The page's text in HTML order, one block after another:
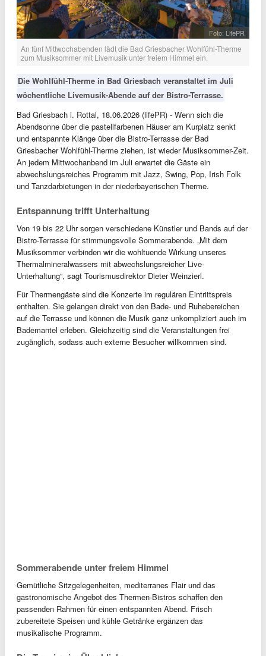
Foto: LifePR
An fünf Mittwochabenden lädt die Bad Griesbacher Wohlfühl-Therme
zum Musiksommer mit Livemusik unter freiem Himmel ein.
Die Wohlfühl-Therme in Bad Griesbach veranstaltet im Juli
wöchentliche Livemusik-Abende auf der Bistro-Terrasse.
Bad Griesbach i. Rottal, 18.06.2026 (lifePR) - Wenn sich die
Abendsonne über die pastellfarbenen Häuser am Kurplatz senkt
und entspannte Klänge über die Bistro-Terrasse der Bad
Griesbacher Wohlfühl-Therme ziehen, ist wieder Musiksommer-Zeit.
An jedem Mittwochanbend im Juli erwartet die Gäste ein
abwechslungsreiches Programm mit Jazz, Swing, Pop, Irish Folk
und Tanzdarbietungen in der niederbayerischen Therme.
Entspannung trifft Unterhaltung
Von 19 bis 22 Uhr sorgen verschiedene Künstler und Bands auf der
Bistro-Terrasse für stimmungsvolle Sommerabende. „Mit dem
Musiksommer verbinden wir die wohltuende Wirkung unseres
Thermalmineralwassers mit abwechslungsreicher Live-
Unterhaltung“, sagt Tourismusdirektor Dieter Weinzierl.
Für Thermengäste sind die Konzerte im regulären Eintrittspreis
enthalten. Sie gelangen direkt von den Bade- und Ruhebereichen
auf die Terrasse und können die Musik ganz unkompliziert auch im
Bademantel erleben. Gleichzeitig sind die Veranstaltungen frei
zugänglich, sodass auch externe Besucher willkommen sind.
Sommerabende unter freiem Himmel
Gemütliche Sitzgelegenheiten, mediterranes Flair und das
gastronomische Angebot des Thermen-Bistros schaffen den
passenden Rahmen für einen entspannten Abend. Frisch
zubereitete Speisen und kühle Getränke ergänzen das
musikalische Programm.